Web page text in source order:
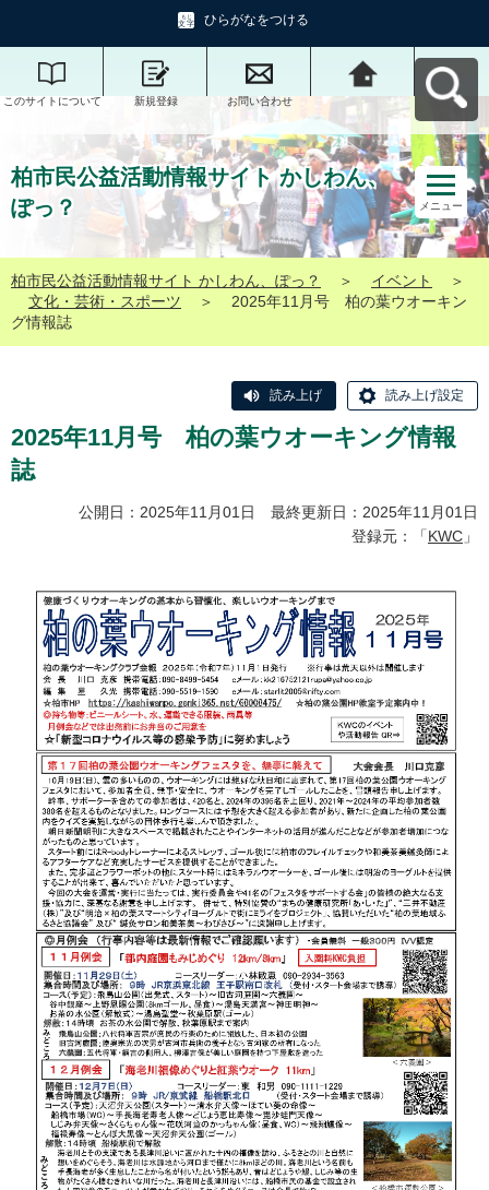
ひらがなをつける
このサイトについて 新規登録 お問い合わせ
柏市民公益活動情報
サイト かしわん、ぽ
っ？へ戻る
柏市民公益活動情報サイト かしわん、
ぽっ？
メニュー
柏市民公益活動情報サイト かしわん、ぽっ？ ＞ イベント
＞
文化・芸術・スポーツ
＞
2025年11月号 柏の葉ウオーキン
グ情報誌
読み上げ 読み上げ設定
2025年11月号 柏の葉ウオーキング情報
誌
公開日：2025年11月01日 最終更新日：2025年11月01日
登録元：「KWC 」